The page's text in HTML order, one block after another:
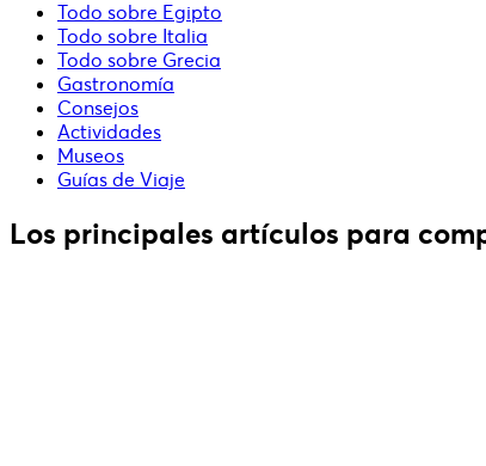
Todo sobre Egipto
Todo sobre Italia
Todo sobre Grecia
Gastronomía
Consejos
Actividades
Museos
Guías de Viaje
Los principales artículos para